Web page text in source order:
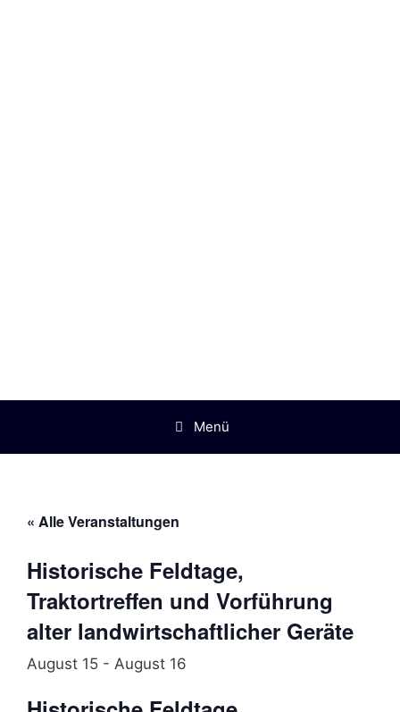
Menü
« Alle Veranstaltungen
Historische Feldtage,
Traktortreffen und Vorführung
alter landwirtschaftlicher Geräte
August 15 - August 16